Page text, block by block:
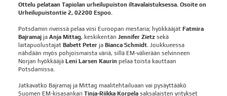
Ottelu pelataan Tapiolan urheilupuiston iltavalaistuksessa. Osoite on
Urheilupuistontie 2, 02200 Espoo.
Potsdamin riveissä pelaa viisi Euroopan mestaria; hyökkääjät Fatmira
Bajramajja Anja Mittag, keskikentän Jennifer Zietzsekä
laitapuolustajat Babett Peterja Bianca Schmidt. Joukkueessa
nähdään myös pohjoismaista väriä, sillä EM-välierään selvinneen
Norjan hyökkääjä Leni Larsen Kaurin pelaa toista kauttaan
Potsdamissa.
Jatkavatko Bajramaj ja Mittag maalitehtailuaan vai pysäyttääkö
Suomen EM-kisasankari Tinja-Riikka Korpelasaksalaisten yritykset